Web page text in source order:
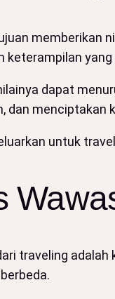
memberikan
keterampilan
dapat
dan menciptakan
untuk
traveling